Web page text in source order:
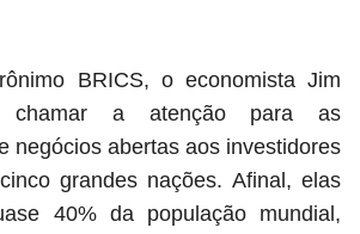
BRICS, o economista Jim
chamar a atenção para as
negócios abertas aos investidores
grandes nações. Afinal, elas
40% da população mundial,